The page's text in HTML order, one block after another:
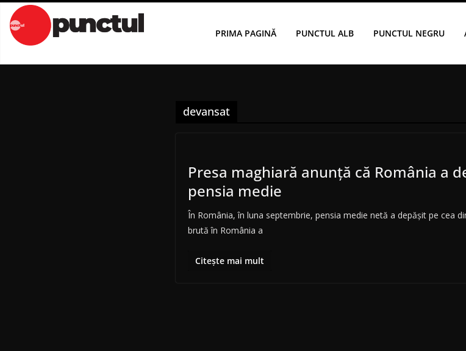
Sari
conținut
PRIMA PAGINĂ PUNCTUL ALB PUNCTUL NEGRU
devansat
Presa maghiară anunță că România a
pensia medie
În România, în luna septembrie, pensia medie netă a depășit pe cea
brută în România a
Citește mai mult